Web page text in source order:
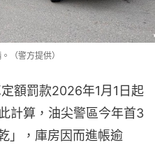
（警方提供）
額罰款2026年1月1日起
計算，油尖警區今年首3
」，庫房因而進帳逾